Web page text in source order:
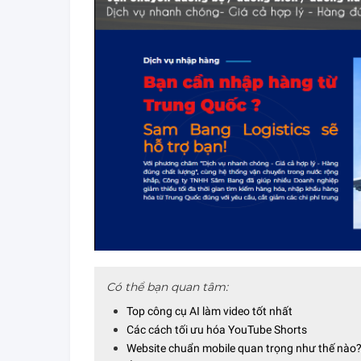
Có thể bạn quan tâm:
Top công cụ AI làm video tốt nhất
Các cách tối ưu hóa YouTube Shorts
Website chuẩn mobile quan trọng như thế nào?